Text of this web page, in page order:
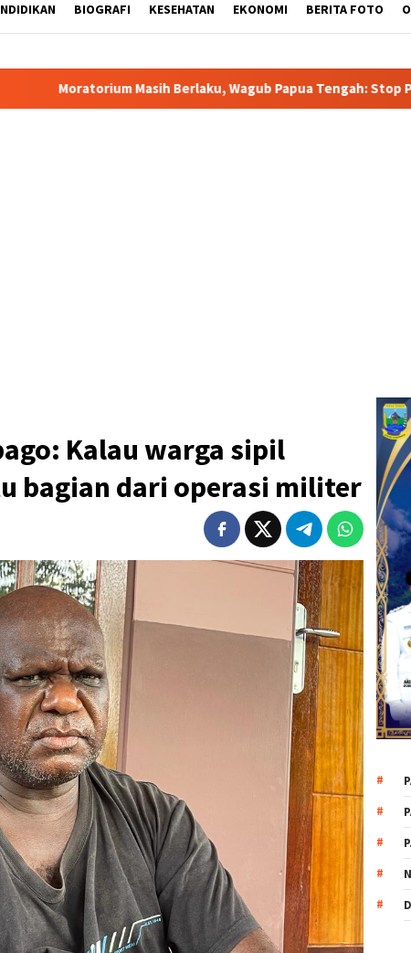
BIOGRAFI KESEHATAN EKONOMI BERITA FOTO
Wagub Papua Tengah: Stop Pemekaran Tanpa Kajian dari
Kalau warga sipil
bagian dari operasi militer